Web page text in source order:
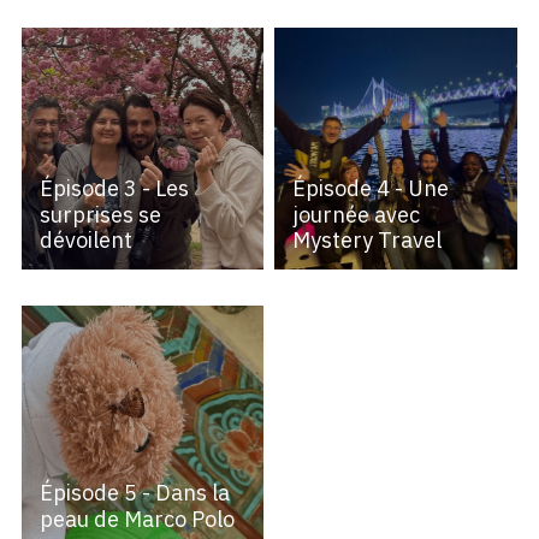
Épisode 3 - Les
surprises se
dévoilent
Épisode 4 - Une
journée avec
Mystery Travel
Épisode 5 - Dans la
peau de Marco Polo